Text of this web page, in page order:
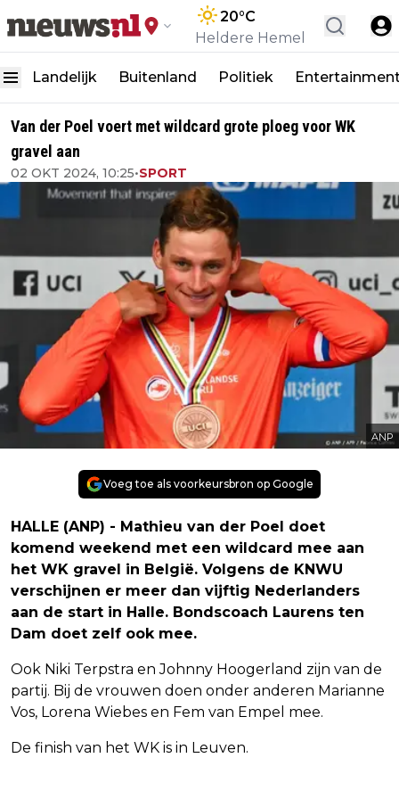
20°C
Heldere Hemel
Landelijk Buitenland Politiek
Van der Poel voert met wildcard grote ploeg voor WK
gravel aan
02 OKT 2024, 10:25•SPORT
ANP
Voeg toe als voorkeursbron op Google
HALLE (ANP) - Mathieu van der Poel doet
komend weekend met een wildcard mee aan
het WK gravel in België. Volgens de KNWU
verschijnen er meer dan vijftig Nederlanders
aan de start in Halle. Bondscoach Laurens ten
Dam doet zelf ook mee.
Ook Niki Terpstra en Johnny Hoogerland zijn van de
partij. Bij de vrouwen doen onder anderen Marianne
Vos, Lorena Wiebes en Fem van Empel mee.
De finish van het WK is in Leuven.